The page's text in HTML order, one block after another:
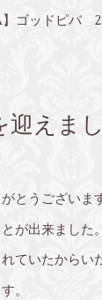
】ゴッドピバ
迎えま
とうございま
が出来ました。
ていたからい
。